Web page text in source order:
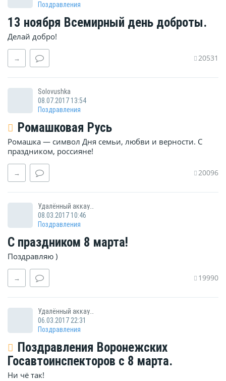
Поздравления
13 ноября Всемирный день доброты.
Делай добро!
→ 20531
Solovushka
08.07.2017 13:54
Поздравления
Ромашковая Русь
Ромашка — символ Дня семьи, любви и верности. С
праздником, россияне!
→ 20096
Удалённый аккаунт
08.03.2017 10:46
Поздравления
С праздником 8 марта!
Поздравляю )
→ 19990
Удалённый аккаунт
06.03.2017 22:31
Поздравления
Поздравления Воронежских
Госавтоинспекторов с 8 марта.
Ни чё так!